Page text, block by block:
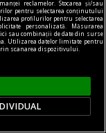
reclamelor. Stocarea și/sau
pentru selectarea conținutului
profilurilor pentru selectarea
personalizată. Măsurarea
sau combinații de date din surse
Utilizarea datelor limitate pentru
scanarea dispozitivului.